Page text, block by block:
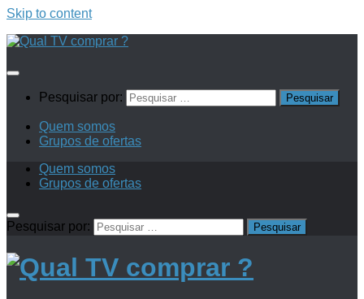
Skip to content
Pesquisar por:
Quem somos
Grupos de ofertas
Quem somos
Grupos de ofertas
Pesquisar por: